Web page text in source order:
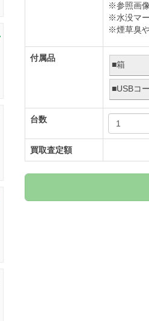
※参照画
※水没マ
※煙草臭
付属品
■箱
■USBコ
台数
買取査定額